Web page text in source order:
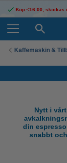
Köp <16:00, skickas
Kaffemaskin &
Nytt i
din
snabbt